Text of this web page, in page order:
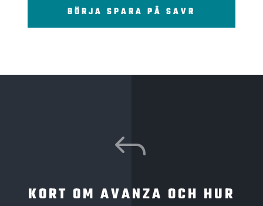
BÖRJA SPARA PÅ SAVR
J
KORT OM AVANZA OCH HUR